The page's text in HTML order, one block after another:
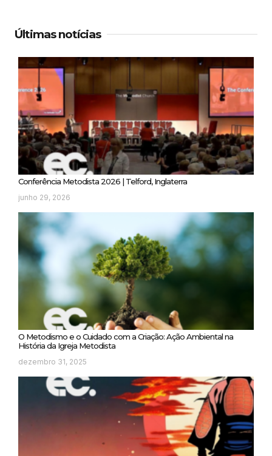
Últimas notícias
Conferência Metodista 2026 | Telford, Inglaterra
junho 29, 2026
O Metodismo e o Cuidado com a Criação: Ação Ambiental na
História da Igreja Metodista
dezembro 31, 2025